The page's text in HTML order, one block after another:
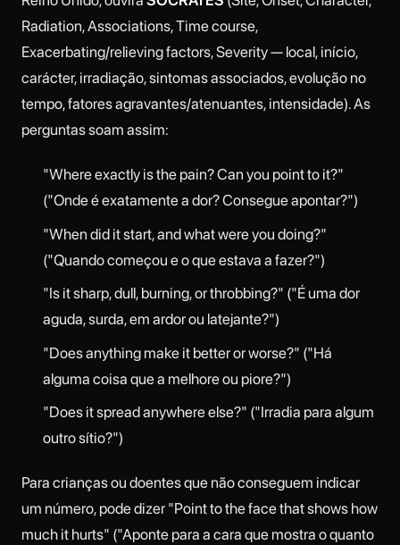
Radiation, Associations, Time course,
Exacerbating/relieving factors, Severity — local, início,
carácter, irradiação, sintomas associados, evolução no
tempo, fatores agravantes/atenuantes, intensidade). As
perguntas soam assim:
"Where exactly is the pain? Can you point to it?"
("Onde é exatamente a dor? Consegue apontar?")
"When did it start, and what were you doing?"
("Quando começou e o que estava a fazer?")
"Is it sharp, dull, burning, or throbbing?" ("É uma dor
aguda, surda, em ardor ou latejante?")
"Does anything make it better or worse?" ("Há
alguma coisa que a melhore ou piore?")
"Does it spread anywhere else?" ("Irradia para algum
outro sítio?")
Para crianças ou doentes que não conseguem indicar
um número, pode dizer "Point to the face that shows how
much it hurts" ("Aponte para a cara que mostra o quanto